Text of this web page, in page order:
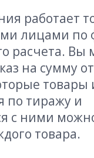
работает
лицами по
расчета. Вы
на сумму от
по тиражу и
с ними
товара.